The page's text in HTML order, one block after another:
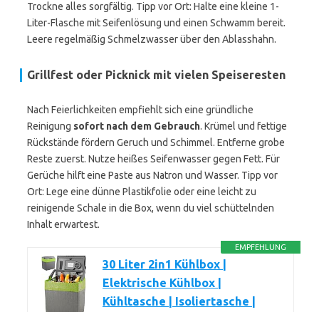
Trockne alles sorgfältig. Tipp vor Ort: Halte eine kleine 1-
Liter-Flasche mit Seifenlösung und einen Schwamm bereit.
Leere regelmäßig Schmelzwasser über den Ablasshahn.
Grillfest oder Picknick mit vielen Speiseresten
Nach Feierlichkeiten empfiehlt sich eine gründliche
Reinigung sofort nach dem Gebrauch. Krümel und fettige
Rückstände fördern Geruch und Schimmel. Entferne grobe
Reste zuerst. Nutze heißes Seifenwasser gegen Fett. Für
Gerüche hilft eine Paste aus Natron und Wasser. Tipp vor
Ort: Lege eine dünne Plastikfolie oder eine leicht zu
reinigende Schale in die Box, wenn du viel schüttelnden
Inhalt erwartest.
EMPFEHLUNG
30 Liter 2in1 Kühlbox |
Elektrische Kühlbox |
Kühltasche | Isoliertasche |